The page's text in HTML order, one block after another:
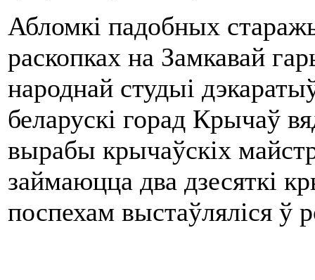
Абломкi падобных
раскопках на Замкавай
народнай студыi
беларускi горад Крычаў
вырабы крычаўскiх
займаюцца два дзесяткi
поспехам выстаўлялiся ў